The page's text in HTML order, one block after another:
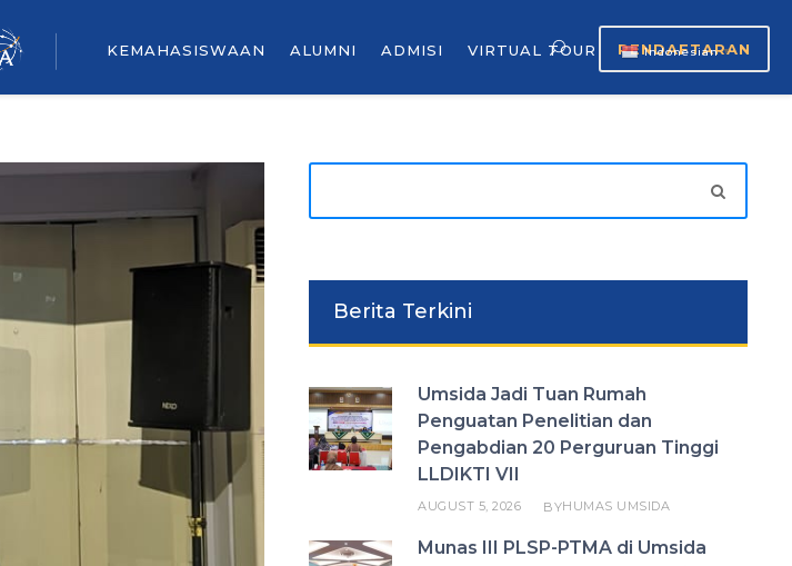
KEMAHASISWAAN ALUMNI ADMISI VIRTUAL TOUR Indonesian ▼
PENDAFTARAN
Berita Terkini
Umsida Jadi Tuan Rumah
Penguatan Penelitian dan
Pengabdian 20 Perguruan Tinggi
LLDIKTI VII
AUGUST 5, 2026 BYHUMAS UMSIDA
Munas III PLSP-PTMA di Umsida